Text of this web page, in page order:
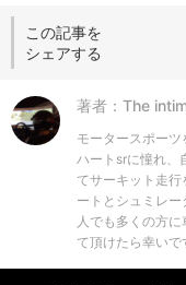
この記事を
シェアする
著者：The
モータースポー
ハートsrに憧れ、
てサーキット走行
ートとシュミレ
人でも多くの方
て頂けたら幸いで